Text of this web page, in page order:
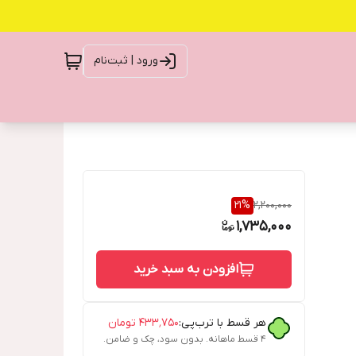
ورود | ثبت‌نام
2,200,000
21%
1,735,000
افزودن به سبد خرید
هر قسط با ترب‌پی:۴۳۳٬۷۵۰ تومان
۴ قسط ماهانه. بدون سود، چک و ضامن.